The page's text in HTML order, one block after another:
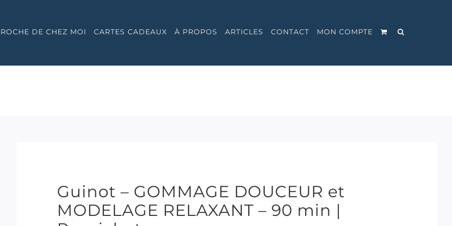
DE CHEZ MOI CARTES CADEAUX À PROPOS ARTICLES CONTACT MON COMPTE
Guinot – GOMMAGE DOUCEUR et
MODELAGE RELAXANT – 90 min |